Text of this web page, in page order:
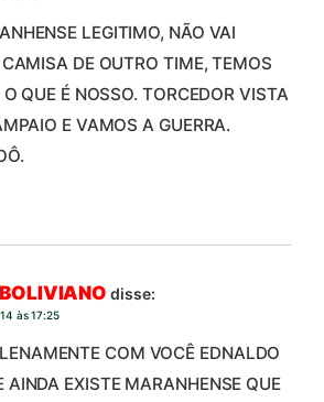
LEGITIMO, NÃO VAI
DE OUTRO TIME, TEMOS
QUE É NOSSO. TORCEDOR VISTA
E VAMOS A GUERRA.
disse:
às 17:25
COM VOCÊ EDNALDO
AINDA EXISTE MARANHENSE QUE